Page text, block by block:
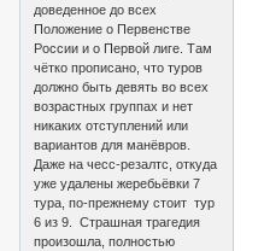
доведенное до всех
Положение о Первенстве
России и о Первой лиге. Там
чётко прописано, что туров
должно быть девять во всех
возрастных группах и нет
никаких отступлений или
вариантов для манёвров.
Даже на чесс-резалтс, откуда
уже удалены жеребьёвки 7
тура, по-прежнему стоит тур
6 из 9. Страшная трагедия
произошла, полностью